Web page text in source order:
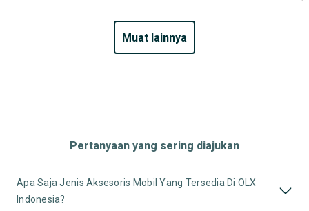
muat lainnya
Pertanyaan yang sering diajukan
Apa Saja Jenis Aksesoris Mobil Yang Tersedia Di OLX
Indonesia?